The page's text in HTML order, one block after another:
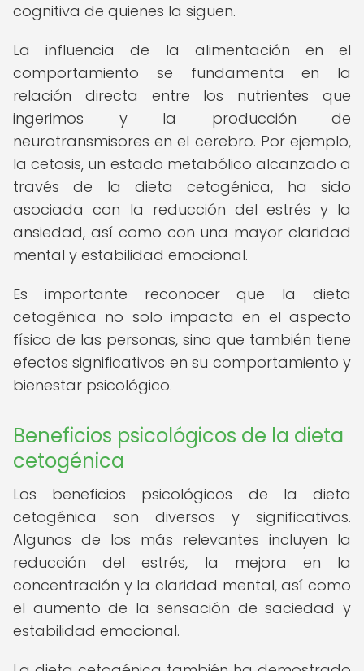
cognitiva de quienes la siguen.
La influencia de la alimentación en el
comportamiento se fundamenta en la
relación directa entre los nutrientes que
ingerimos y la producción de
neurotransmisores en el cerebro. Por ejemplo,
la cetosis, un estado metabólico alcanzado a
través de la dieta cetogénica, ha sido
asociada con la reducción del estrés y la
ansiedad, así como con una mayor claridad
mental y estabilidad emocional.
Es importante reconocer que la dieta
cetogénica no solo impacta en el aspecto
físico de las personas, sino que también tiene
efectos significativos en su comportamiento y
bienestar psicológico.
Beneficios psicológicos de la dieta
cetogénica
Los beneficios psicológicos de la dieta
cetogénica son diversos y significativos.
Algunos de los más relevantes incluyen la
reducción del estrés, la mejora en la
concentración y la claridad mental, así como
el aumento de la sensación de saciedad y
estabilidad emocional.